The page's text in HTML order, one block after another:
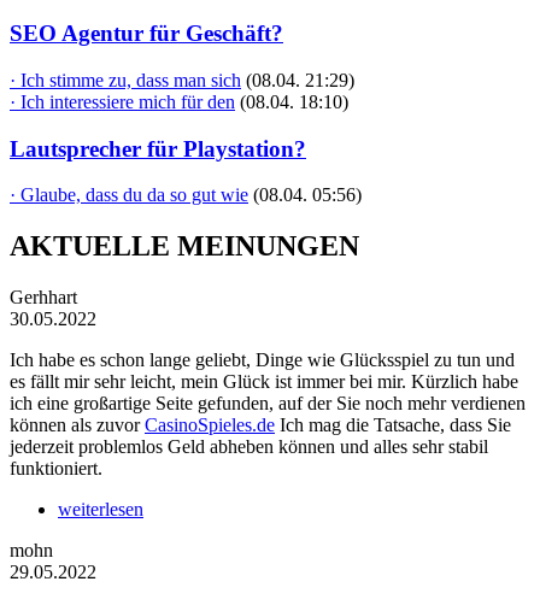
SEO Agentur für Geschäft?
· Ich stimme zu, dass man sich (08.04. 21:29)
· Ich interessiere mich für den (08.04. 18:10)
Lautsprecher für Playstation?
· Glaube, dass du da so gut wie (08.04. 05:56)
AKTUELLE MEINUNGEN
Gerhhart
30.05.2022
Ich habe es schon lange geliebt, Dinge wie Glücksspiel zu tun und
es fällt mir sehr leicht, mein Glück ist immer bei mir. Kürzlich habe
ich eine großartige Seite gefunden, auf der Sie noch mehr verdienen
können als zuvorCasinoSpieles.de Ich mag die Tatsache, dass Sie
jederzeit problemlos Geld abheben können und alles sehr stabil
funktioniert.
weiterlesen
mohn
29.05.2022